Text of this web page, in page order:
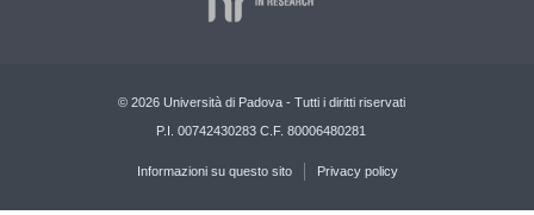
© 2026 Università di Padova - Tutti i diritti riservati
P.I. 00742430283 C.F. 80006480281
Informazioni su questo sito Privacy policy